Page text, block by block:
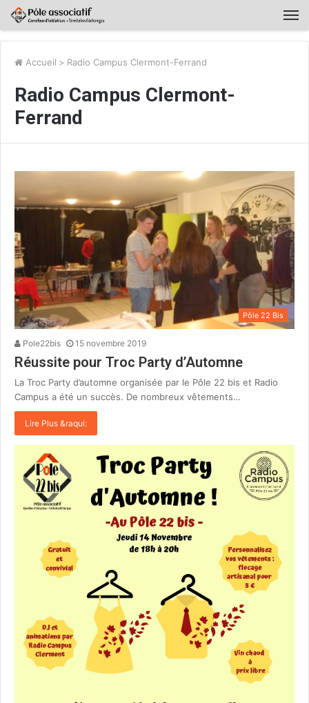
Accueil > Radio Campus Clermont-Ferrand
Radio Campus Clermont-
Ferrand
Pôle 22 Bis
Pole22bis 15 novembre 2019
Réussite pour Troc Party d’Automne
La Troc Party d’automne organisée par le Pôle 22 bis et Radio
Campus a été un succès. De nombreux vêtements…
Lire Plus &raqui: